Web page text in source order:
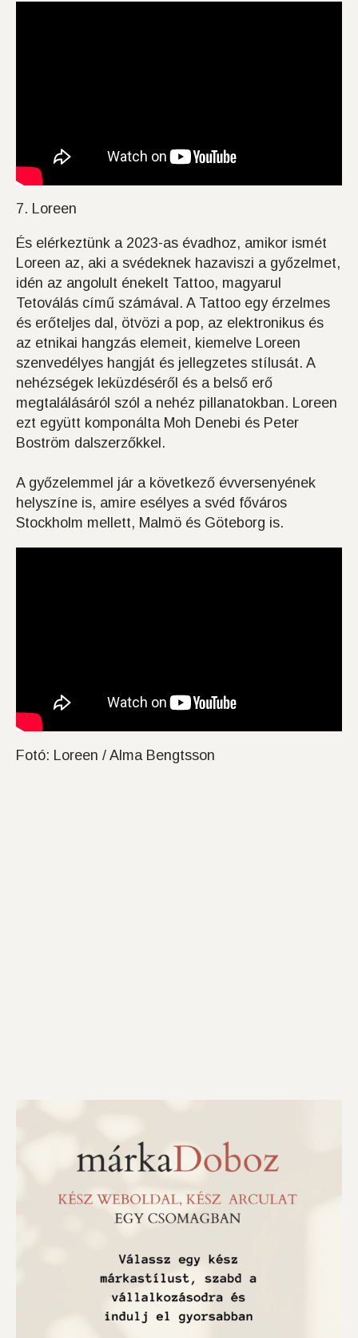
7. Loreen
És elérkeztünk a 2023-as évadhoz, amikor ismét
Loreen az, aki a svédeknek hazaviszi a győzelmet,
idén az angolult énekelt Tattoo, magyarul
Tetoválás című számával. A Tattoo egy érzelmes
és erőteljes dal, ötvözi a pop, az elektronikus és
az etnikai hangzás elemeit, kiemelve Loreen
szenvedélyes hangját és jellegzetes stílusát. A
nehézségek leküzdéséről és a belső erő
megtalálásáról szól a nehéz pillanatokban. Loreen
ezt együtt komponálta Moh Denebi és Peter
Boström dalszerzőkkel.
A győzelemmel jár a következő évversenyének
helyszíne is, amire esélyes a svéd főváros
Stockholm mellett, Malmö és Göteborg is.
Fotó: Loreen / Alma Bengtsson